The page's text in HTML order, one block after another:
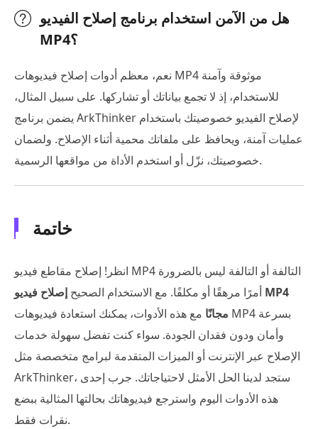
هل من الآمن استخدام برنامج إصلاح الفيديو
MP4؟
نعم، معظم أدوات إصلاح فيديوهات MP4 موثوقة وآمنة
للاستخدام، إذ لا تجمع بياناتك أو تشاركها. على سبيل المثال،
يضمن برنامج ArkThinker لإصلاح الفيديو خصوصيتك باستخدام
عمليات آمنة، ويحافظ على ملفاتك محمية أثناء الإصلاح. ولضمان
خصوصيتك، نزّل أو استخدم الأداة من مواقعها الرسمية.
خاتمة
انظر! إصلاح مقاطع فيديو MP4 التالفة أو التالفة ليس بالضرورة
أمرًا مرهقًا أو مكلفًا. مع الاستخدام الصحيح إصلاح فيديو MP4
مجانًا مع هذه الأدوات، يمكنك استعادة فيديوهات MP4 بسرعة
وأمان ودون فقدان الجودة. سواء كنت تفضل سهولة خدمات
الإصلاح عبر الإنترنت أو الميزات المتقدمة لبرامج متخصصة مثل
ArkThinker، ستجد لدينا الحل الأمثل لاحتياجاتك. جرب إحدى
هذه الأدوات اليوم واسترجع فيديوهاتك بحالتها المثالية ببضع
نقرات فقط.